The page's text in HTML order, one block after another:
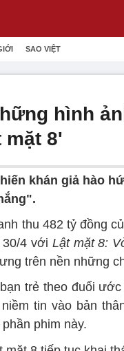
SAO VIỆT
hình
mặt 8'
khán giả hào
thu 482 tỷ đồng
30/4 với Lật mặt 8:
trên nền những
trẻ theo đuổi
tin vào bản
phim này.